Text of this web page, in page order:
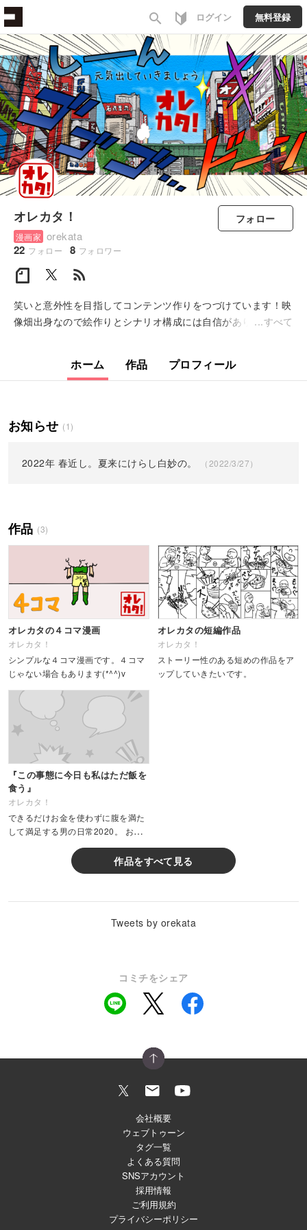
search ログイン 無料登録
オレカタ！
漫画家 orekata
22 フォロー 8 フォロワー
フォロー
rss_feed
笑いと意外性を目指してコンテンツ作りをつづけています！映
像畑出身なので絵作りとシナリオ構成には自信があります。
すべて
ホーム 作品 プロフィール
お知らせ (1)
2022年 春近し。夏来にけらし白妙の。 （2022/3/27）
作品 (3)
オレカタの４コマ漫画
オレカタ！
シンプルな４コマ漫画です。４コマ
じゃない場合もあります(*^^)v
オレカタの短編作品
オレカタ！
ストーリー性のある短めの作品をア
ップしていきたいです。
『この事態に今日も私はただ飯を
食う』
オレカタ！
できるだけお金を使わずに腹を満た
して満足する男の日常2020。 お金
待とマンガのおかげである。作品をすべて見る
Tweets by orekata
コミチをシェア
会社概要
ウェブトゥーン
タグ一覧
よくある質問
SNSアカウント
採用情報
ご利用規約
プライバシーポリシー